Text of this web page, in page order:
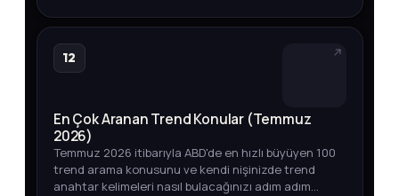
12
En Çok Aranan Trend Konular (Temmuz
2026)
Temmuz 2026 itibarıyla ABD'de en hızlı büyüyen 100
trend arama konusunu ve kendi nişinizde trend
anahtar kelimeleri nasıl bulacağınızı adım adım